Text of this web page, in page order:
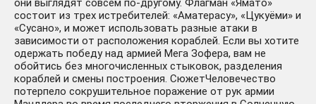
они выглядят совсем по-другому. Флагман «Ямато»
состоит из трех истребителей: «Аматерасу», «Цукуёми» и
«Сусано», и может использовать разные атаки в
зависимости от расположения кораблей. Если вы хотите
одержать победу над армией Мега Зофера, вам не
обойтись без многочисленных стыковок, разделения
кораблей и смены построения. СюжетЧеловечество
потерпело сокрушительное поражение от рук армии